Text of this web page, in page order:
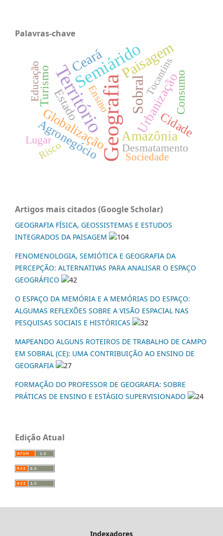
Palavras-chave
Geografia
Território
Semiárido
Sobral
Paisagem
Ceará
Amazônia
Globalização Urbanização
Agronegócio
Turismo
Cidade
Estado Consumo
Lugar
Desmatamento
Tocantins
Risco Sociedade
Educação Ensino
Artigos mais citados (Google Scholar)
GEOGRAFIA FÍSICA, GEOSSISTEMAS E ESTUDOS
INTEGRADOS DA PAISAGEM
104
FENOMENOLOGIA, SEMIÓTICA E GEOGRAFIA DA
PERCEPÇÃO: ALTERNATIVAS PARA ANALISAR O ESPAÇO
GEOGRÁFICO
42
O ESPAÇO DA MEMÓRIA E A MEMÓRIAS DO ESPAÇO:
ALGUMAS REFLEXÕES SOBRE A VISÃO ESPACIAL NAS
PESQUISAS SOCIAIS E HISTÓRICAS
32
MAPEANDO ALGUNS ROTEIROS DE TRABALHO DE CAMPO
EM SOBRAL (CE): UMA CONTRIBUIÇÃO AO ENSINO DE
GEOGRAFIA
27
FORMAÇÃO DO PROFESSOR DE GEOGRAFIA: SOBRE
PRÁTICAS DE ENSINO E ESTÁGIO SUPERVISIONADO
24
Edição Atual
Indexadores